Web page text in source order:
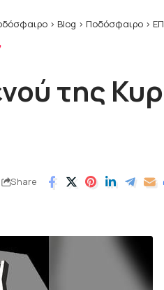
> Blog > Ποδόσφαιρο >
της
Share